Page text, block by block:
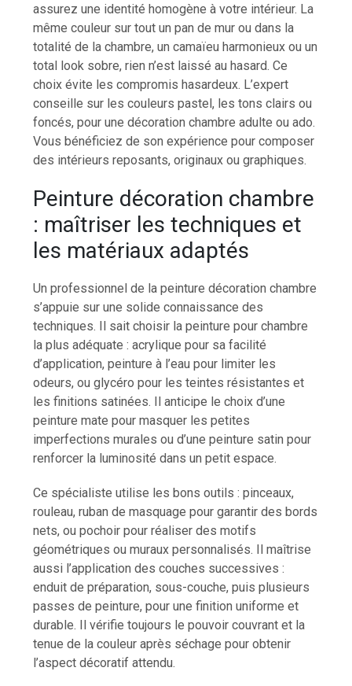
assurez une identité homogène à votre intérieur. La
même couleur sur tout un pan de mur ou dans la
totalité de la chambre, un camaïeu harmonieux ou un
total look sobre, rien n’est laissé au hasard. Ce
choix évite les compromis hasardeux. L’expert
conseille sur les couleurs pastel, les tons clairs ou
foncés, pour une décoration chambre adulte ou ado.
Vous bénéficiez de son expérience pour composer
des intérieurs reposants, originaux ou graphiques.
Peinture décoration chambre
: maîtriser les techniques et
les matériaux adaptés
Un professionnel de la peinture décoration chambre
s’appuie sur une solide connaissance des
techniques. Il sait choisir la peinture pour chambre
la plus adéquate : acrylique pour sa facilité
d’application, peinture à l’eau pour limiter les
odeurs, ou glycéro pour les teintes résistantes et
les finitions satinées. Il anticipe le choix d’une
peinture mate pour masquer les petites
imperfections murales ou d’une peinture satin pour
renforcer la luminosité dans un petit espace.
Ce spécialiste utilise les bons outils : pinceaux,
rouleau, ruban de masquage pour garantir des bords
nets, ou pochoir pour réaliser des motifs
géométriques ou muraux personnalisés. Il maîtrise
aussi l’application des couches successives :
enduit de préparation, sous-couche, puis plusieurs
passes de peinture, pour une finition uniforme et
durable. Il vérifie toujours le pouvoir couvrant et la
tenue de la couleur après séchage pour obtenir
l’aspect décoratif attendu.